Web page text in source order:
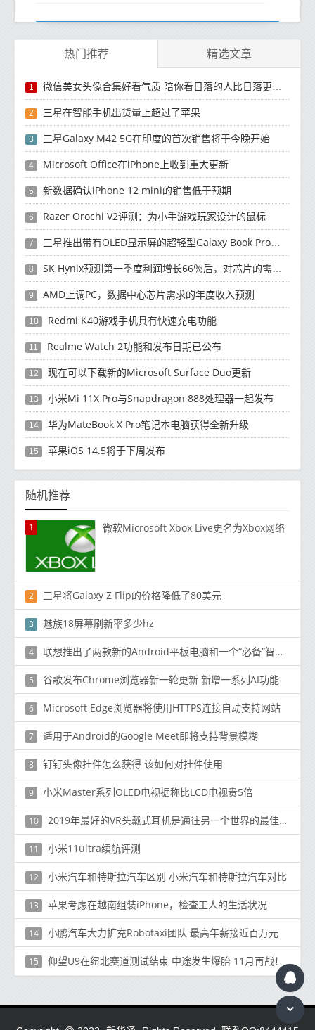
热门推荐 精选文章
1 微信美女头像合集好看气质 陪你看日落的人比日落更浪漫
2 三星在智能手机出货量上超过了苹果
3 三星Galaxy M42 5G在印度的首次销售将于今晚开始
4 Microsoft Office在iPhone上收到重大更新
5 新数据确认iPhone 12 mini的销售低于预期
6 Razer Orochi V2评测：为小手游戏玩家设计的鼠标
7 三星推出带有OLED显示屏的超轻型Galaxy Book Pro和Galaxy Book Pro 360笔记本电脑
8 SK Hynix预测第一季度利润增长66％后，对芯片的需求将增强
9 AMD上调PC，数据中心芯片需求的年度收入预测
10 Redmi K40游戏手机具有快速充电功能
11 Realme Watch 2功能和发布日期已公布
12 现在可以下载新的Microsoft Surface Duo更新
13 小米Mi 11X Pro与Snapdragon 888处理器一起发布
14 华为MateBook X Pro笔记本电脑获得全新升级
15 苹果iOS 14.5将于下周发布
随机推荐
1 微软Microsoft Xbox Live更名为Xbox网络
2 三星将Galaxy Z Flip的价格降低了80美元
3 魅族18屏幕刷新率多少hz
4 联想推出了两款新的Android平板电脑和一个“必备”智能时钟
5 谷歌发布Chrome浏览器新一轮更新 新增一系列AI功能
6 Microsoft Edge浏览器将使用HTTPS连接自动支持网站
7 适用于Android的Google Meet即将支持背景模糊
8 钉钉头像挂件怎么获得 该如何对挂件使用
9 小米Master系列OLED电视据称比LCD电视贵5倍
10 2019年最好的VR头戴式耳机是通往另一个世界的最佳门户
11 小米11ultra续航评测
12 小米汽车和特斯拉汽车区别 小米汽车和特斯拉汽车对比
13 苹果考虑在越南组装iPhone，检查工人的生活状况
14 小鹏汽车大力扩充Robotaxi团队 最高年薪接近百万元
15 仰望U9在纽北赛道测试结束 中途发生爆胎 11月再战！